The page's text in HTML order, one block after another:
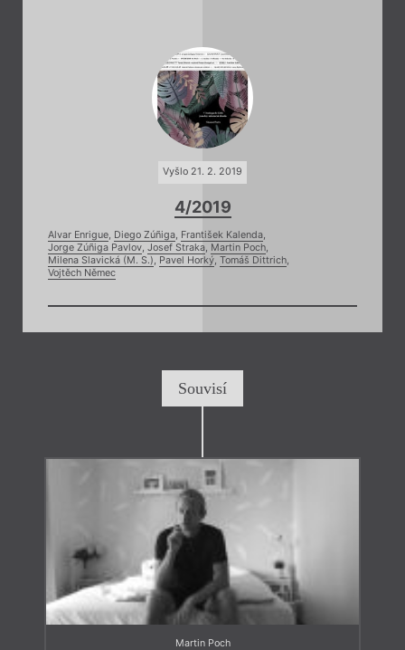
Vyšlo 21. 2. 2019
4/2019
Alvar Enrigue, Diego Zúñiga, František Kalenda,
Jorge Zúñiga Pavlov, Josef Straka, Martin Poch,
Milena Slavická (M. S.), Pavel Horký, Tomáš Dittrich,
Vojtěch Němec
Souvisí
Martin Poch